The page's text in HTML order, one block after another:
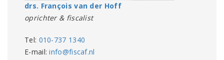
drs. François van der Hoff
oprichter & fiscalist
Tel: 010-737 1340
E-mail:info@fiscaf.nl